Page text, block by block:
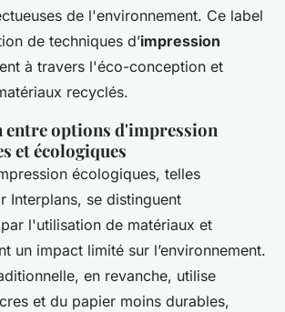
de l'environnement. Ce label
de techniques d’impression
à travers l'éco-conception et
recyclés.
entre options d'impression
et écologiques
écologiques, telles
Interplans, se distinguent
l'utilisation de matériaux et
un impact limité sur l’environnement.
en revanche, utilise
et du papier moins durables,